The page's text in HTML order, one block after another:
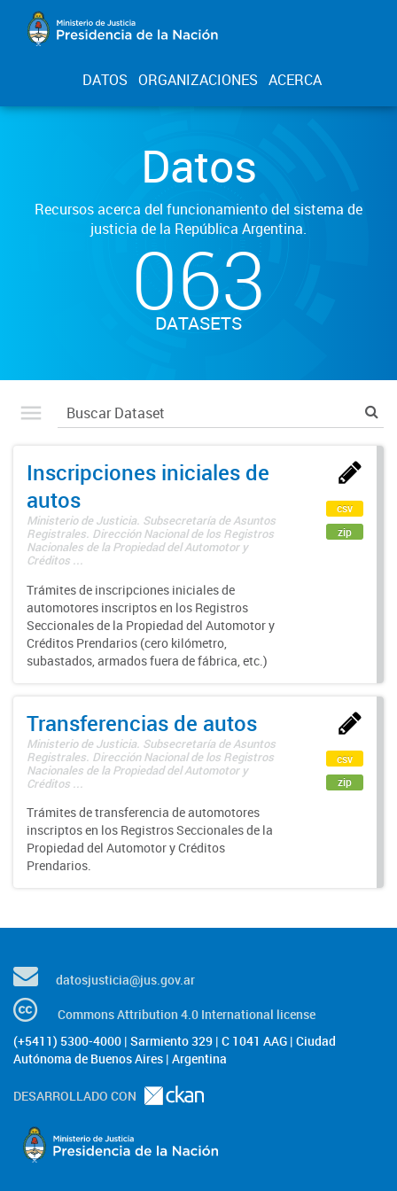
DATOS ORGANIZACIONES ACERCA
Datos
Recursos acerca del funcionamiento del sistema de
justicia de la República Argentina.
063
DATASETS
Inscripciones iniciales de
autos
Ministerio de Justicia. Subsecretaría de Asuntos
Registrales. Dirección Nacional de los Registros
Nacionales de la Propiedad del Automotor y
Créditos ...
Trámites de inscripciones iniciales de
automotores inscriptos en los Registros
Seccionales de la Propiedad del Automotor y
Créditos Prendarios (cero kilómetro,
subastados, armados fuera de fábrica, etc.)
csv
zip
Transferencias de autos
Ministerio de Justicia. Subsecretaría de Asuntos
Registrales. Dirección Nacional de los Registros
Nacionales de la Propiedad del Automotor y
Créditos ...
Trámites de transferencia de automotores
inscriptos en los Registros Seccionales de la
Propiedad del Automotor y Créditos
Prendarios.
csv
zip
datosjusticia@jus.gov.ar
Commons Attribution 4.0 International license
(+5411) 5300-4000 | Sarmiento 329 | C 1041 AAG | Ciudad
Autónoma de Buenos Aires | Argentina
DESARROLLADO CON